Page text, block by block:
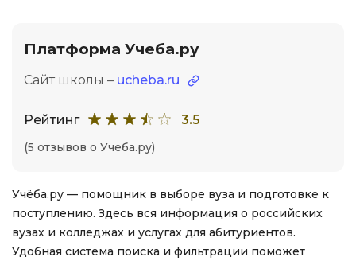
Платформа Учеба.ру
Сайт школы – ucheba.ru
Рейтинг 3.5
(5 отзывов о Учеба.ру)
Учёба.ру — помощник в выборе вуза и подготовке к
поступлению. Здесь вся информация о российских
вузах и колледжах и услугах для абитуриентов.
Удобная система поиска и фильтрации поможет